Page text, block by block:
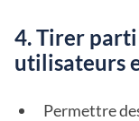
4. Tirer parti
utilisateurs
Permettre